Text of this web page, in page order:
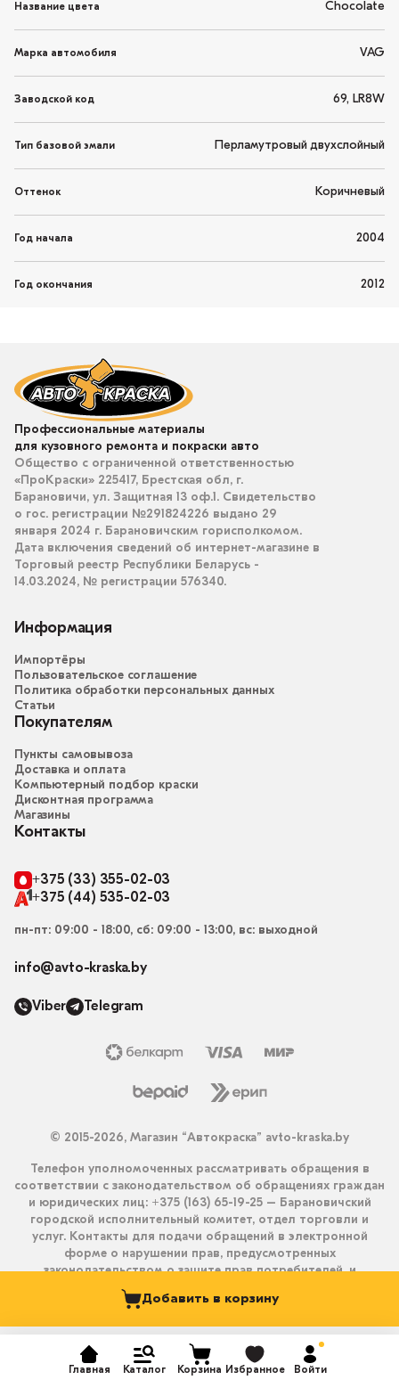
Главная Каталог Избранное Войти
Корзина
Добавить в корзину
Название цвета Chocolate
Марка автомобиля VAG
Заводской код 69, LR8W
Тип базовой эмали Перламутровый двухслойный
Оттенок Коричневый
Год начала 2004
Год окончания 2012
Профессиональные материалы
для кузовного ремонта и покраски авто
Общество с ограниченной ответственностью
«ПроКраски» 225417, Брестская обл, г.
Барановичи, ул. Защитная 13 оф.1. Свидетельство
о гос. регистрации №291824226 выдано 29
января 2024 г. Барановичским горисполкомом.
Дата включения сведений об интернет-магазине в
Торговый реестр Республики Беларусь -
14.03.2024, № регистрации 576340.
Информация
Импортёры
Пользовательское соглашение
Политика обработки персональных данных
Статьи
Покупателям
Пункты самовывоза
Доставка и оплата
Компьютерный подбор краски
Дисконтная программа
Магазины
Контакты
+375 (33) 355-02-03
+375 (44) 535-02-03
пн-пт: 09:00 - 18:00, сб: 09:00 - 13:00, вс: выходной
info@avto-kraska.by
Viber Telegram
© 2015-2026, Магазин “Автокраска” avto-kraska.by
Телефон уполномоченных рассматривать обращения в
соответствии с законодательством об обращениях граждан
и юридических лиц: +375 (163) 65-19-25 – Барановичский
городской исполнительный комитет, отдел торговли и
услуг. Контакты для подачи обращений в электронной
форме о нарушении прав, предусмотренных
законодательством о защите прав потребителей, и
получения ответа на них: info@avto-kraska.by и
+375333550203 (Viber, Telegram).